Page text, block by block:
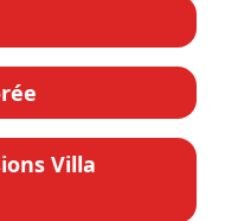
Villa